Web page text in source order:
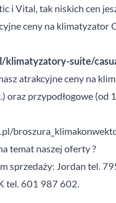
i Vital, tak niskich cen
ceny na klimatyzator
klimatyzatory-suite/
atrakcyjne ceny na
oraz przypodłogowe (od
temat naszej oferty ?
sprzedaży: Jordan tel.
tel. 601 987 602.